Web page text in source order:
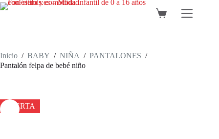
Saltar
al
Carro
Inicio / BABY / NIÑA / PANTALONES /
Pantalón felpa de bebé niño
OFERTA